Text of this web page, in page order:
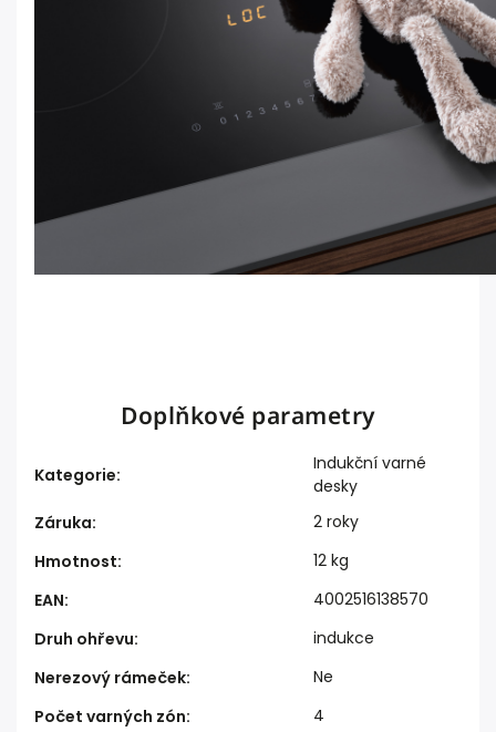
Doplňkové parametry
Kategorie:
Indukční varné
desky
Záruka:
2 roky
Hmotnost:
12 kg
EAN:
4002516138570
Druh ohřevu:
indukce
Nerezový rámeček:
Ne
Počet varných zón: 4